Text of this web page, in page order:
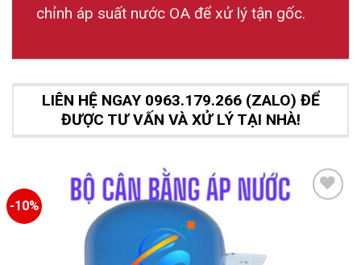
chỉnh áp suất nước OA để xử lý tận gốc.
LIÊN HỆ NGAY 0963.179.266 (ZALO) ĐỂ
ĐƯỢC TƯ VẤN VÀ XỬ LÝ TẠI NHÀ!
-10%